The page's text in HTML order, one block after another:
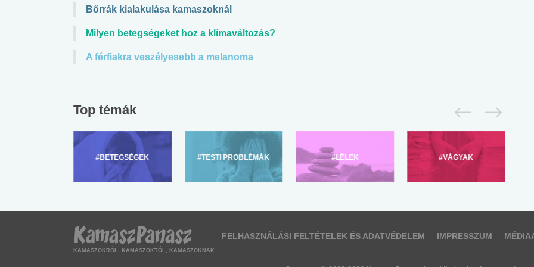
Bőrrák kialakulása kamaszoknál
Milyen betegségeket hoz a klímaváltozás?
A férfiakra veszélyesebb a melanoma
Top témák
#BETEGSÉGEK #TESTI PROBLÉMÁK #LÉLEK #VÁGYAK
KAMASZOKRÓL, KAMASZOKTÓL, KAMASZOKNAK
FELHASZNÁLÁSI FELTÉTELEK ÉS ADATVÉDELEM IMPRESSZUM